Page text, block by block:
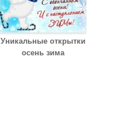
Уникальные открытки
осень зима